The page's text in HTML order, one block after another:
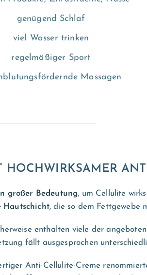
genügend Schlaf
viel Wasser trinken
regelmäßiger Sport
Massagen
großer Bedeutung, um Cellulite
Hautschicht, die so dem Fettgewebe
enthalten viele der
fällt ausgesprochen
Anti-Cellulite-Creme